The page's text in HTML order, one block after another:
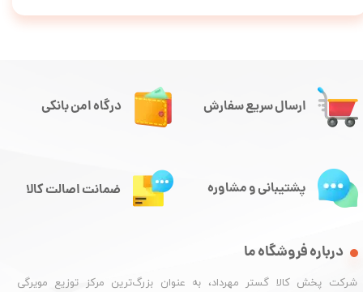
ارسال سریع سفارش
درباره فروشگاه ما
شرکت پخش کالا گستر مهرداد، به عنوان بزرگ‌ترین مرکز توزیع مویرگی
درگاه امن بانکی
پشتیبانی و مشاوره ضمانت اصالت کالا